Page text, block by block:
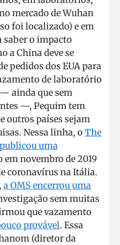
mercado de Wuhan
foi localizado) e em
saber o impacto
a China deve se
pedidos dos EUA para
de laboratório
ainda que sem
—, Pequim tem
outros países sejam
Nessa linha, o The
uma
em novembro de 2019
coronavírus na Itália.
a OMS encerrou uma
sem muitas
que vazamento
provável. Essa
(diretor da